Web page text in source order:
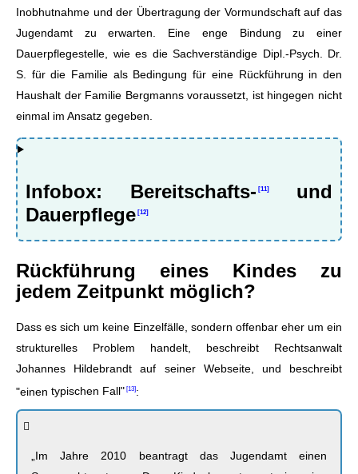
Inobhutnahme und der Übertragung der Vormundschaft auf das
Jugendamt zu erwarten. Eine enge Bindung zu einer
Dauerpflegestelle, wie es die Sachverständige Dipl.-Psych. Dr.
S. für die Familie als Bedingung für eine Rückführung in den
Haushalt der Familie Bergmanns voraussetzt, ist hingegen nicht
einmal im Ansatz gegeben.
Infobox: Bereitschafts-
und
Dauerpflege
Rückführung eines Kindes zu
jedem Zeitpunkt möglich?
Dass es sich um keine Einzelfälle, sondern offenbar eher um ein
strukturelles Problem handelt, beschreibt Rechtsanwalt
Johannes Hildebrandt auf seiner Webseite, und beschreibt
"einen typischen Fall" :
„Im Jahre 2010 beantragt das Jugendamt einen